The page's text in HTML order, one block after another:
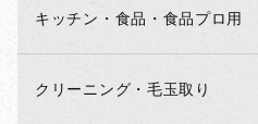
キッチン・食品・食品プロ用
クリーニング・毛玉取り